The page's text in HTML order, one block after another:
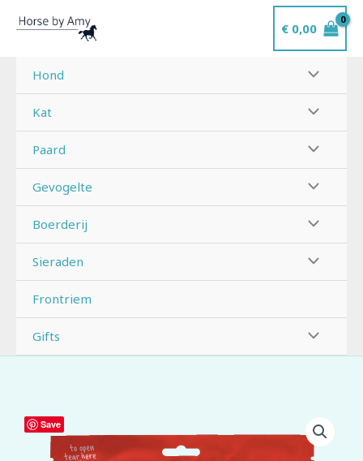
naar
inhoud
€0,00
Hond
Kat
Paard
Gevogelte
Boerderij
Sieraden
Frontriem
Gifts
Save
Braaaf
Rawhide